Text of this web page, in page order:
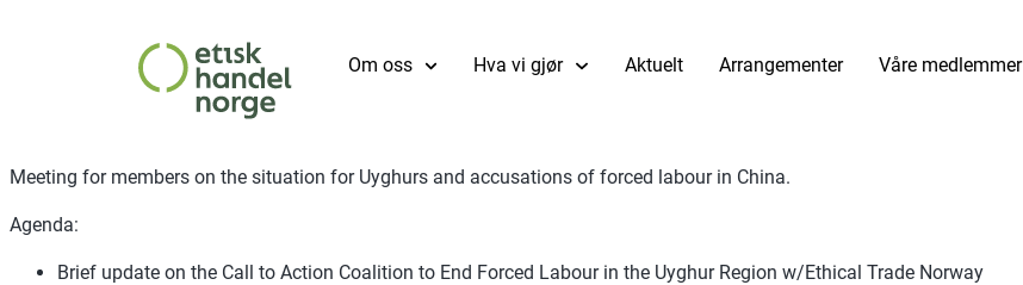
Om oss Hva vi gjør Aktuelt Arrangementer Våre medlemmer
Meeting for members on the situation for Uyghurs and accusations of forced labour in China.
Agenda:
Brief update on the Call to Action Coalition to End Forced Labour in the Uyghur Region w/Ethical Trade Norway